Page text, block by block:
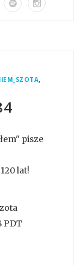
,
pisze
lat!
PDT